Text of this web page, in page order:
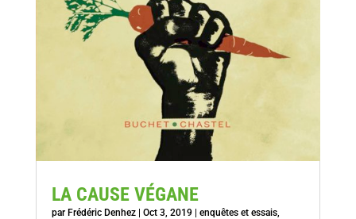
LA CAUSE VÉGANE
par Frédéric Denhez| Oct 3, 2019| enquêtes et essais,